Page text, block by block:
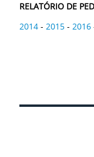
RELATÓRIO DE
2014 - 2015 - 2016